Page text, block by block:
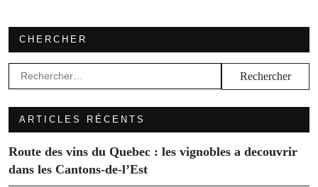
CHERCHER
Rechercher :
ARTICLES RÉCENTS
Route des vins du Quebec : les vignobles a decouvrir
dans les Cantons-de-l’Est